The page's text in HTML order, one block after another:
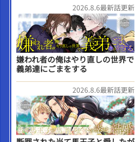
2026.8.6最新話更新
嫌われ者の俺はやり直しの世界で
義弟達にごまをする
2026.8.6最新話更新